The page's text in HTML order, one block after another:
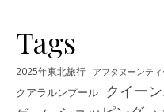
Tags
2025年東北旅行 アフタヌーンティ
クアラルンプール クイー